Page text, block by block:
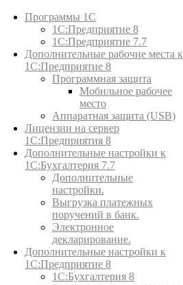
Программы 1С
1С:Предприятие 8
1С:Предприятие 7.7
Дополнительные рабочие места к
1С:Предприятие 8
Программная защита
Мобильное рабочее
место
Аппаратная защита (USB)
Лицензии на сервер
1С:Предприятия 8
Дополнительные настройки к
1С:Бухгалтерия 7.7
Дополнительные
настройки.
Выгрузка платежных
поручений в банк.
Электронное
декларирование.
Дополнительные настройки к
1С:Предприятие 8
1С:Бухгалтерия 8